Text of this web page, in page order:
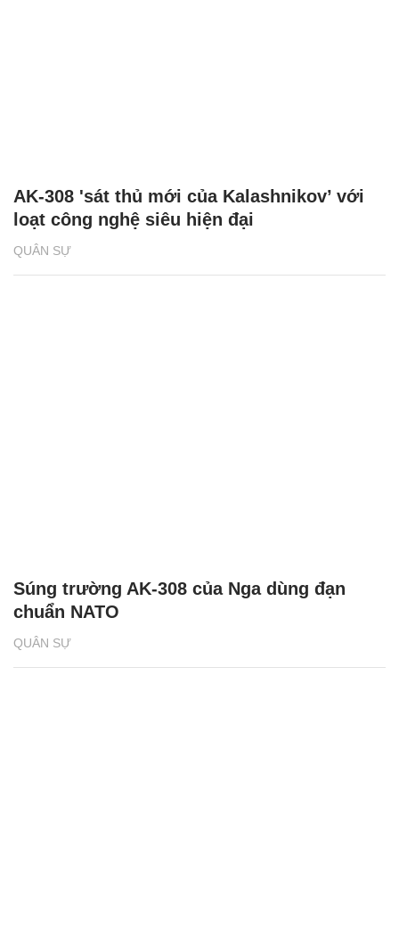
QUÂN SỰ
AK-308 'sát thủ mới của Kalashnikov’ với
loạt công nghệ siêu hiện đại
QUÂN SỰ
Súng trường AK-308 của Nga dùng đạn
chuẩn NATO